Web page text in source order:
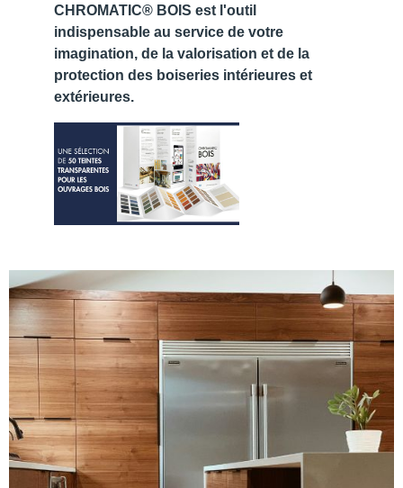
CHROMATIC® BOIS est l'outil
indispensable au service de votre
imagination, de la valorisation et de la
protection des boiseries intérieures et
extérieures.